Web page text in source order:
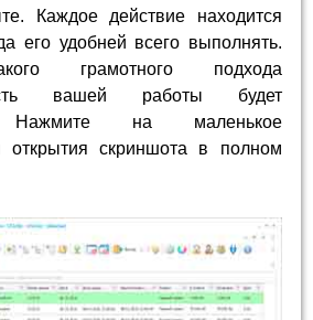
Каждое действие находится
его удобней всего выполнять.
грамотного подхода
вашей работы будет
Нажмите на маленькое
открытия скриншота в полном